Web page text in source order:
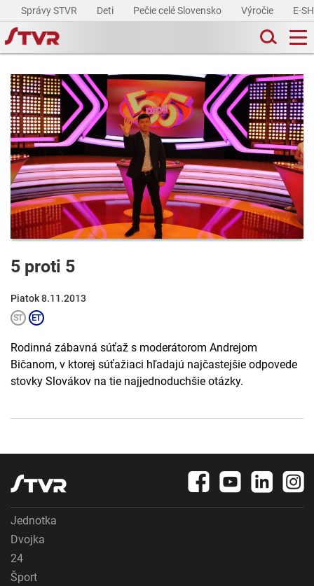
Správy STVR Deti Pečie celé Slovensko Výročie E-
5 proti 5
Piatok 8.11.2013
Rodinná zábavná súťaž s moderátorom Andrejom
Bičanom, v ktorej súťažiaci hľadajú najčastejšie odpovede
stovky Slovákov na tie najjednoduchšie otázky.
Jednotka
Dvojka
24
Šport